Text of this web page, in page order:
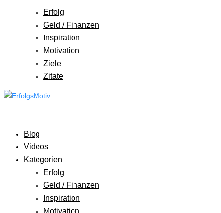
Erfolg
Geld / Finanzen
Inspiration
Motivation
Ziele
Zitate
Blog
Videos
Kategorien
Erfolg
Geld / Finanzen
Inspiration
Motivation